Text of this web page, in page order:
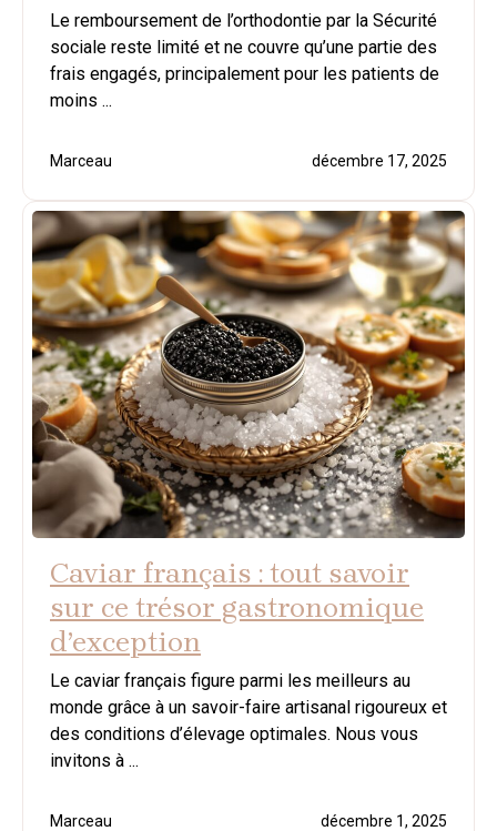
Le remboursement de l’orthodontie par la Sécurité
sociale reste limité et ne couvre qu’une partie des
frais engagés, principalement pour les patients de
moins ...
Marceau décembre 17, 2025
Caviar français : tout savoir
sur ce trésor gastronomique
d’exception
Le caviar français figure parmi les meilleurs au
monde grâce à un savoir-faire artisanal rigoureux et
des conditions d’élevage optimales. Nous vous
invitons à ...
Marceau décembre 1, 2025